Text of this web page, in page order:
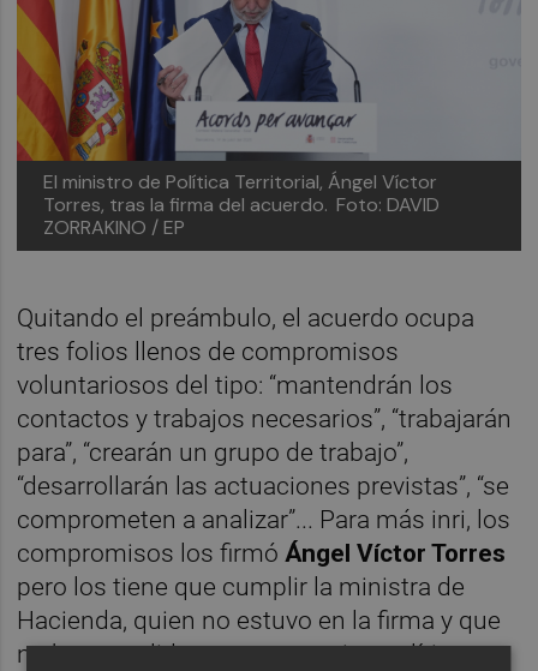
El ministro de Política Territorial, Ángel Víctor
Torres, tras la firma del acuerdo. Foto: DAVID
ZORRAKINO / EP
Quitando el preámbulo, el acuerdo ocupa
tres folios llenos de compromisos
voluntariosos del tipo: “mantendrán los
contactos y trabajos necesarios”, “trabajarán
para”, “crearán un grupo de trabajo”,
“desarrollarán las actuaciones previstas”, “se
comprometen a analizar”... Para más inri, los
compromisos los firmóÁngel Víctor Torres
pero los tiene que cumplir la ministra de
Hacienda, quien no estuvo en la firma y que
no ha cumplido un compromiso político en